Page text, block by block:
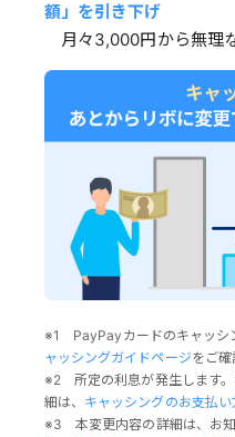
額」を引き下げ
月々3,000円から無理
※1 PayPayカードのキャッシ
ャッシングガイドページをご確
※2 所定の利息が発生します。
細は、 キャッシングのお支払い
※3 本変更内容の詳細は、お知